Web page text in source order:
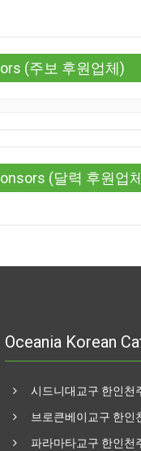
(주보 후원업체)
(달력 후원업
Oceania Korean
시드니대교구 한인천
브로큰베이교구 한인
파라마타교구 한인천